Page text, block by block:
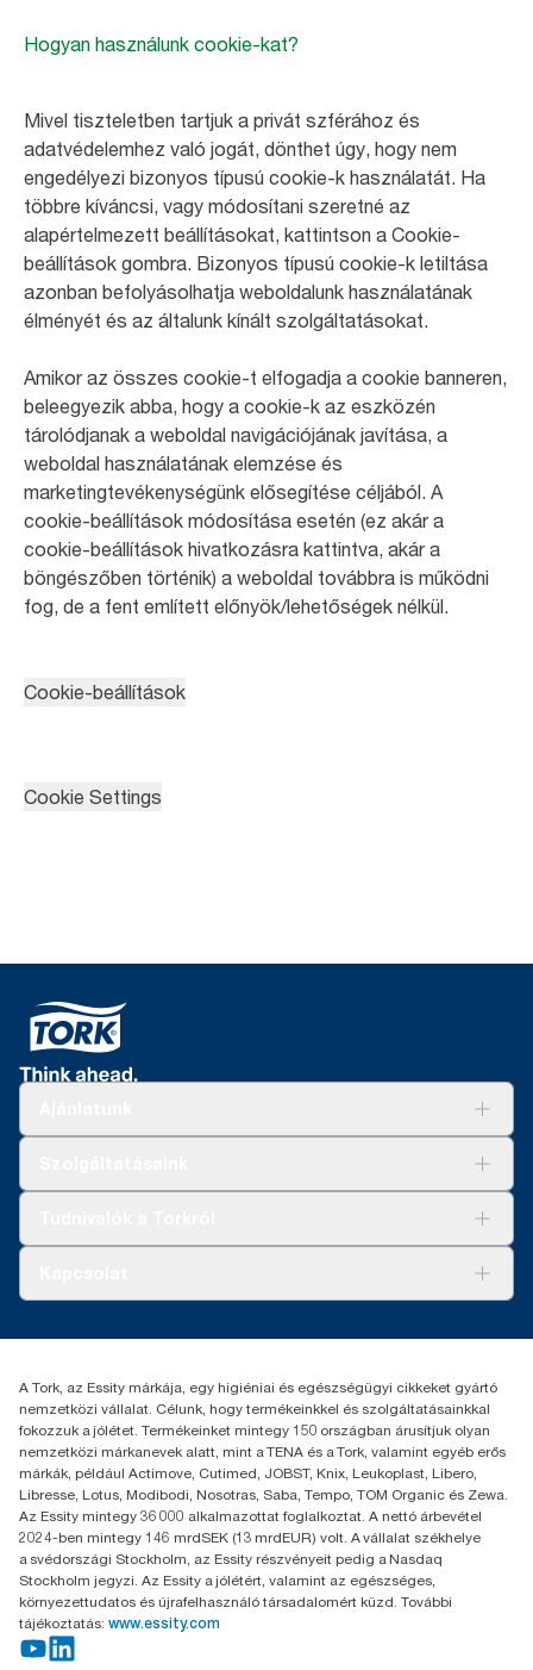
Hogyan használunk cookie-kat?
Mivel tiszteletben tartjuk a privát szférához és
adatvédelemhez való jogát, dönthet úgy, hogy nem
engedélyezi bizonyos típusú cookie-k használatát. Ha
többre kíváncsi, vagy módosítani szeretné az
alapértelmezett beállításokat, kattintson a Cookie-
beállítások gombra. Bizonyos típusú cookie-k letiltása
azonban befolyásolhatja weboldalunk használatának
élményét és az általunk kínált szolgáltatásokat.
Amikor az összes cookie-t elfogadja a cookie banneren,
beleegyezik abba, hogy a cookie-k az eszközén
tárolódjanak a weboldal navigációjának javítása, a
weboldal használatának elemzése és
marketingtevékenységünk elősegítése céljából. A
cookie-beállítások módosítása esetén (ez akár a
cookie-beállítások hivatkozásra kattintva, akár a
böngészőben történik) a weboldal továbbra is működni
fog, de a fent említett előnyök/lehetőségek nélkül.
Cookie-beállítások
Cookie Settings
+36 1 392 2176
H-1021 Budapest
Budakeszi út 51.
A Tork, az Essity márkája, egy higiéniai és egészségügyi cikkeket gyártó
nemzetközi vállalat. Célunk, hogy termékeinkkel és szolgáltatásainkkal
fokozzuk a jólétet. Termékeinket mintegy 150 országban árusítjuk olyan
nemzetközi márkanevek alatt, mint a TENA és a Tork, valamint egyéb erős
márkák, például Actimove, Cutimed, JOBST, Knix, Leukoplast, Libero,
Libresse, Lotus, Modibodi, Nosotras, Saba, Tempo, TOM Organic és Zewa.
Az Essity mintegy 36 000 alkalmazottat foglalkoztat. A nettó árbevétel
2024-ben mintegy 146 mrdSEK (13 mrdEUR) volt. A vállalat székhelye
a svédországi Stockholm, az Essity részvényeit pedig a Nasdaq
Stockholm jegyzi. Az Essity a jólétért, valamint az egészséges,
környezettudatos és újrafelhasználó társadalomért küzd. További
tájékoztatás: www.essity.com